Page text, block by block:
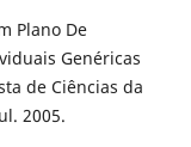
Plano De
Genéricas
de Ciências da
2005.